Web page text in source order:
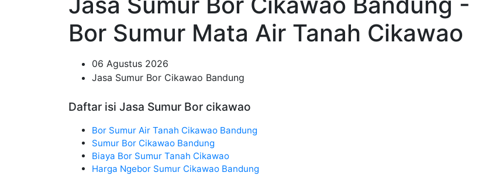
Bor Sumur Mata Air Tanah Cikawao
06 Agustus 2026
Jasa Sumur Bor Cikawao Bandung
Daftar isi Jasa Sumur Bor cikawao
Bor Sumur Air Tanah Cikawao Bandung
Sumur Bor Cikawao Bandung
Biaya Bor Sumur Tanah Cikawao
Harga Ngebor Sumur Cikawao Bandung